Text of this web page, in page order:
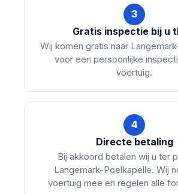
3
Gratis inspectie bij u
Wij komen gratis naar
voor een persoonlijke
voertuig.
4
Directe betaling
Bij akkoord betalen wij u ter
Langemark-Poelkapelle. Wij
voertuig mee en regelen alle